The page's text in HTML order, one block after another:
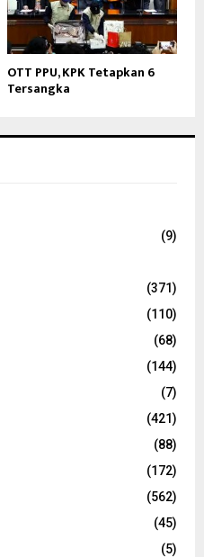
OTT PPU, KPK Tetapkan 6
Tersangka
(9)
(371)
(110)
(68)
(144)
(7)
(421)
(88)
(172)
(562)
(45)
(5)